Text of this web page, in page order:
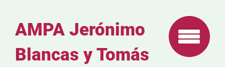
AMPA Jerónimo
Blancas y Tomás